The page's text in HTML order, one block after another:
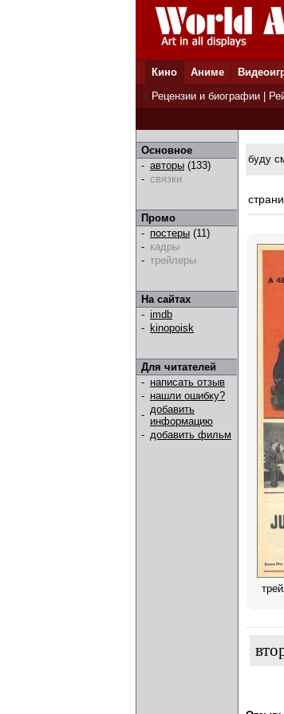
Кино Аниме
Рецензии и биографии
Основное
- авторы (133)
- связки
Промо
- постеры (11)
- кадры
- трейлеры
На сайтах
- imdb
- kinopoisk
Для читателей
- написать отзыв
- нашли ошибку?
- добавить
информацию
- добавить фильм
буду